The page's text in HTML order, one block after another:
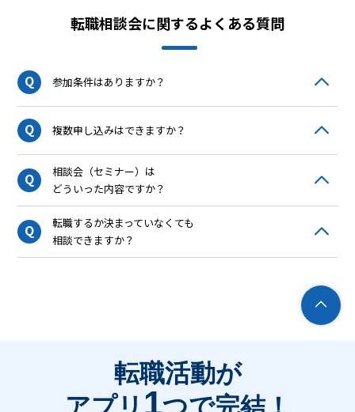
転職相談会に関するよくある質問
Q 参加条件はありますか？
Q 複数申し込みはできますか？
Q
相談会（セミナー）は
どういった内容ですか？
Q
転職するか決まっていなくても
相談できますか？
転職活動が
アプリ 1つで完結！